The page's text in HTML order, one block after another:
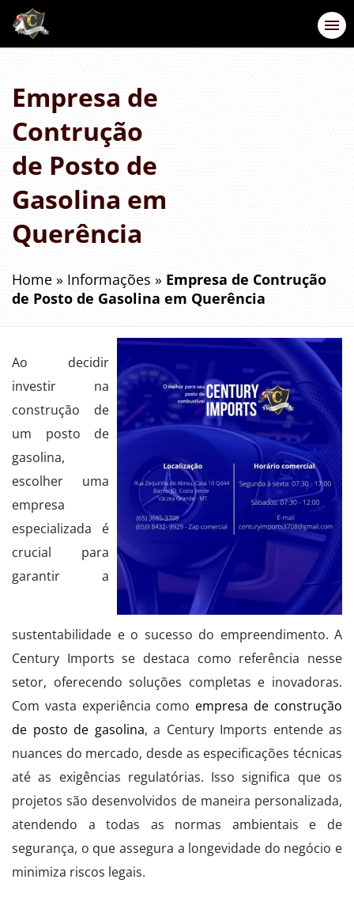
Empresa de
Contrução
de Posto de
Gasolina em
Querência
Home » Informações » Empresa de Contrução
de Posto de Gasolina em Querência
Ao decidir
investir na
construção de
um posto de
gasolina,
escolher uma
empresa
especializada é
crucial para
garantir a
sustentabilidade e o sucesso do empreendimento. A
Century Imports se destaca como referência nesse
setor, oferecendo soluções completas e inovadoras.
Com vasta experiência como empresa de construção
de posto de gasolina, a Century Imports entende as
nuances do mercado, desde as especificações técnicas
até as exigências regulatórias. Isso significa que os
projetos são desenvolvidos de maneira personalizada,
atendendo a todas as normas ambientais e de
segurança, o que assegura a longevidade do negócio e
minimiza riscos legais.